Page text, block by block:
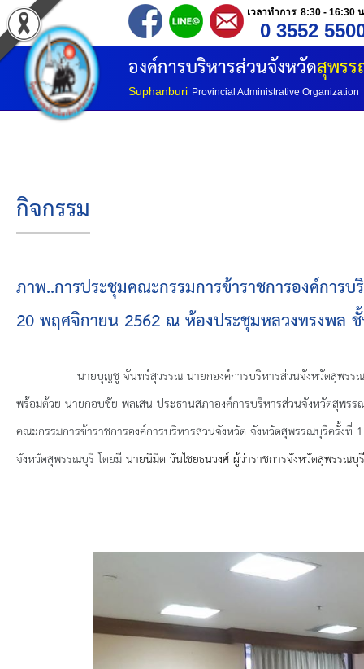
เวลาทำการ 8:30 - 16:30
0 3552
องค์การบริหารส่วนจังหวัดสุพร
Suphanburi Provincial Administrative Organization
หน้าแรก
ประวัติ อบจ
โครงสร้างองค์กร
โครงสร้างการแบ่งส่วนราชการ
วิสัยทัศน์
ยุทธศาสตร์การพัฒนา
ประวัตินายก
รายการ อบจ.สัมพันธ์
ข่าวประชาสัมพันธ์
ประกาศจัดซื้อ-จัดจ้างภาครัฐ
กิจกรรม
ภาพ..การประชุมคณะกรรมการข้าราชการองค์กา
20 พฤศจิกายน 2562 ณ ห้องประชุมหลวงทรงพล
นายบุญชู จันทร์สุวรรณ นายกองค์การบริหารส่วนจังหวัดสุพรรณบุรี
พร้อมด้วย นายกอบชัย พลเสน ประธานสภาองค์การบริหารส่วนจังหวัดสุพร
คณะกรรมการข้าราชการองค์การบริหารส่วนจังหวัด จังหวัดสุพรรณบุรีครั้
จังหวัดสุพรรณบุรี โดยมีนายนิมิต วันไชยธนวงศ์ ผู้ว่าราชการจังหวัดสุพรรณ